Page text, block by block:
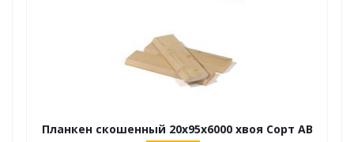
Планкен скошенный 20х95х6000 хвоя Сорт АВ